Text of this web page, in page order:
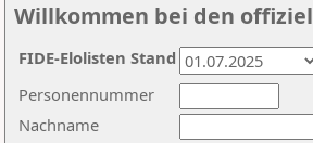
Willkommen bei den
Nachname
Personennummer
FIDE-Elolisten Stand